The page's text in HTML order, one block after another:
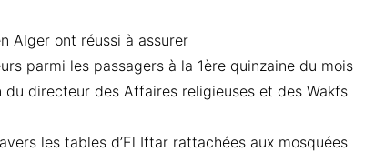
Alger ont réussi à assurer
parmi les passagers à la 1ère quinzaine du mois
du directeur des Affaires religieuses et des Wakfs
les tables d’El Iftar rattachées aux mosquées